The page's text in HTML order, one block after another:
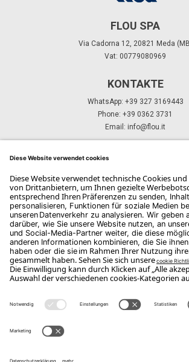
FLOU SPA
Via Cadorna 12, 20821 Meda
Vat: 00779080969
KONTAKTE
WhatsApp: +39 327 3169443
Phone: +39 0362 3731
Email: info@flou.it
ABONNIEREN SIE UNSEREN
Abonnieren Sie
Copyright Flou 2026
Datenschutzeinstellungen